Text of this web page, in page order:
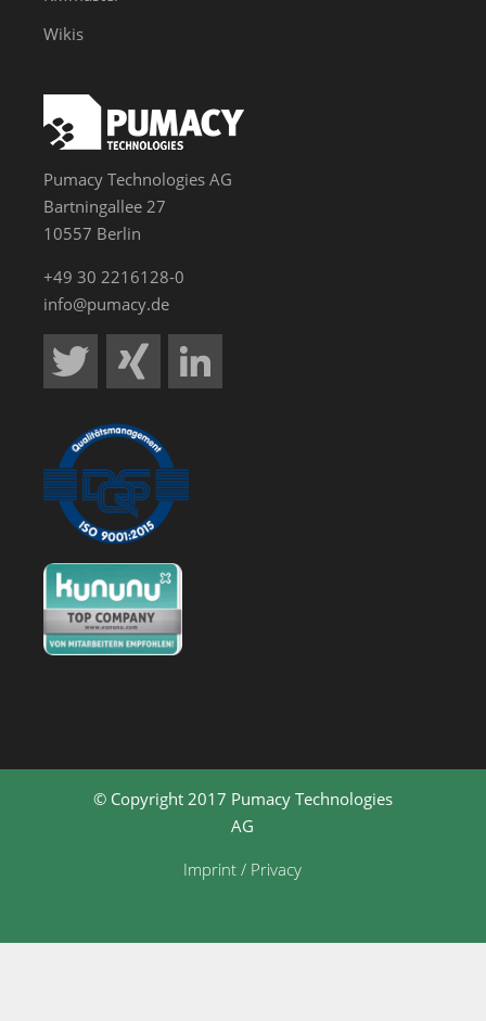
Wikis
Pumacy Technologies AG
Bartningallee 27
10557 Berlin
+49 30 2216128-0
info@pumacy.de
© Copyright 2017 Pumacy Technologies
AG
Imprint / Privacy